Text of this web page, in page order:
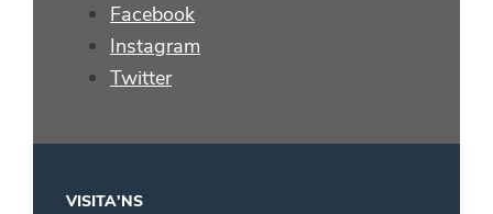
Facebook
Instagram
Twitter
VISITA'NS